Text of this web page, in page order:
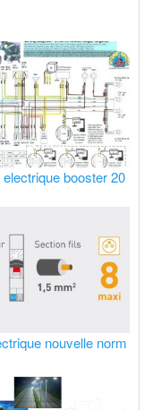
booster 20
nouvelle norm